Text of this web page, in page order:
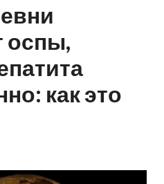
оспы,
как это